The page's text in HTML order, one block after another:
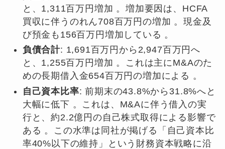
と、1,311百万円増加 。増加要因は、HCFA
買収に伴うのれん708百万円の増加 。現金及
び預金も156百万円増加している 。
負債合計: 1,691百万円から2,947百万円へ
と、1,255百万円増加 。これは主にM&Aのた
めの長期借入金654百万円の増加による 。
自己資本比率: 前期末の43.8%から31.8%へと
大幅に低下 。これは、M&Aに伴う借入の実
行と、約2.2億円の自己株式取得による影響で
ある 。この水準は同社が掲げる「自己資本比
率40%以下の維持」という財務資本戦略に沿